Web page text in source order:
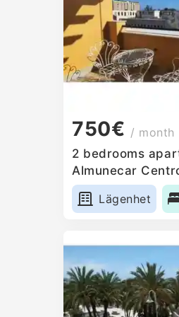
750€ / month
2 bedrooms
Almunecar
Lägenhet